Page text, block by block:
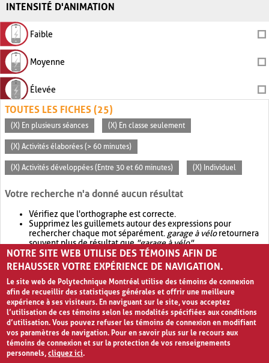
INTENSITÉ D'ANIMATION
Faible
Moyenne
Élevée
TOUTES LES FICHES (25)
(X) En plusieurs séances (X) En classe seulement
(X) Activités élaborées (> 60 minutes)
(X) Activités développées (Entre 30 et 60 minutes) (X) Individuel
Votre recherche n'a donné aucun résultat
Vérifiez que l'orthographe est correcte.
Supprimez les guillemets autour des expressions pour
rechercher chaque mot séparément. garage à véloretournera
souvent plus de résultat que"garage à vélo".
Envisagez d'élargir votre recherche avec OR.garage OR vélo
retournera souvent plus de résultat quegarage à vélo
NOTRE SITE WEB UTILISE DES TÉMOINS AFIN DE
REHAUSSER VOTRE EXPÉRIENCE DE NAVIGATION.
Le site web de Polytechnique Montréal utilise des témoins de connexion
afin de recueillir des statistiques générales et offrir une meilleure
expérience à ses visiteurs. En naviguant sur le site, vous acceptez
l’utilisation de ces témoins selon les modalités spécifiées aux conditions
d’utilisation. Vous pouvez refuser les témoins de connexion en modifiant
vos paramètres de navigation. Pour en savoir plus sur le recours aux
témoins de connexion et sur la protection de vos renseignements
personnels,cliquez ici.